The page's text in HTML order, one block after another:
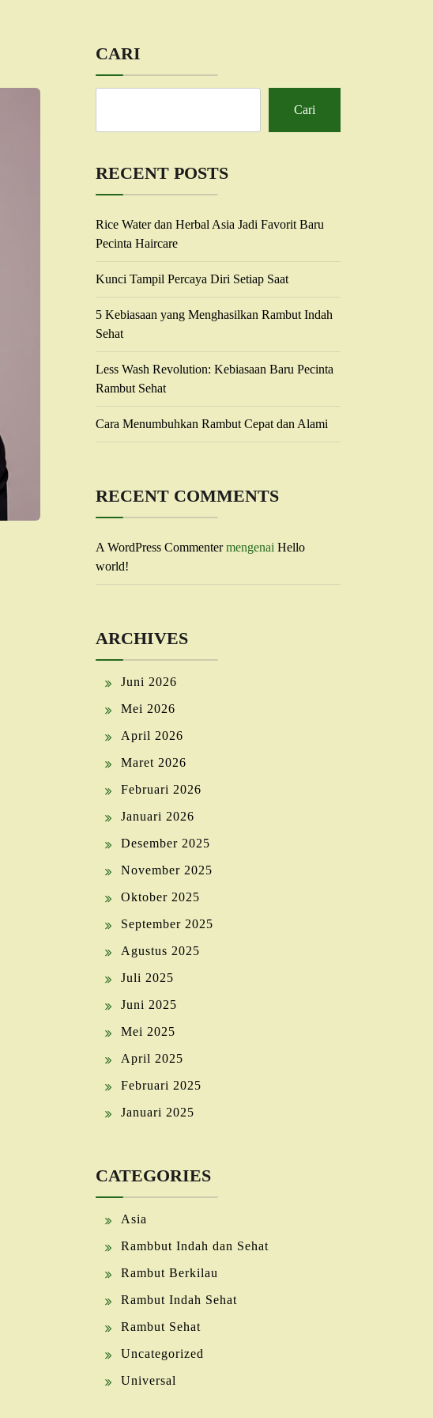
CARI
Cari
RECENT POSTS
Rice Water dan Herbal Asia Jadi Favorit Baru
Pecinta Haircare
Kunci Tampil Percaya Diri Setiap Saat
5 Kebiasaan yang Menghasilkan Rambut Indah
Sehat
Less Wash Revolution: Kebiasaan Baru Pecinta
Rambut Sehat
Cara Menumbuhkan Rambut Cepat dan Alami
RECENT COMMENTS
A WordPress Commentermengenai Hello
world!
ARCHIVES
Juni 2026
Mei 2026
April 2026
Maret 2026
Februari 2026
Januari 2026
Desember 2025
November 2025
Oktober 2025
September 2025
Agustus 2025
Juli 2025
Juni 2025
Mei 2025
April 2025
Februari 2025
Januari 2025
CATEGORIES
Asia
Rambbut Indah dan Sehat
Rambut Berkilau
Rambut Indah Sehat
Rambut Sehat
Uncategorized
Universal